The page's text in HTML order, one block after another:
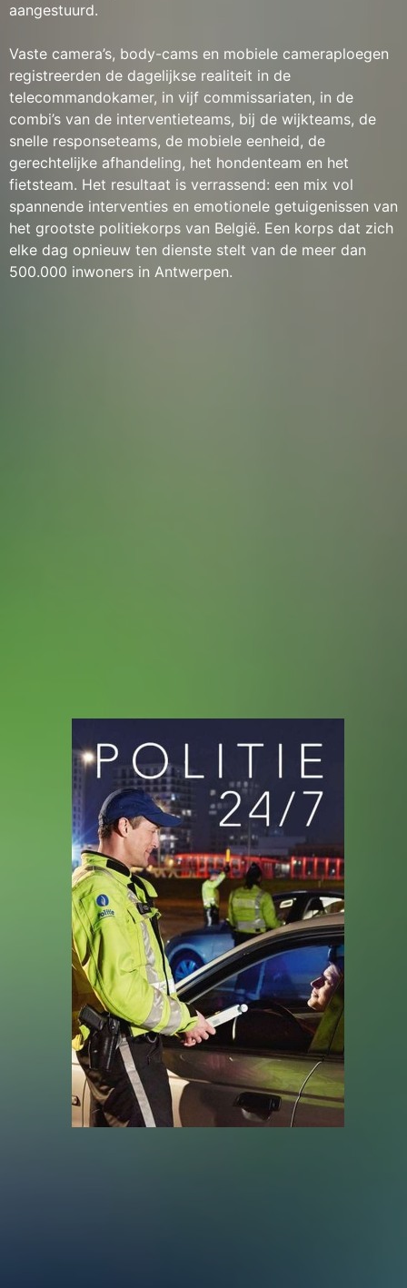
aangestuurd.
Vaste camera’s, body-cams en mobiele cameraploegen
registreerden de dagelijkse realiteit in de
telecommandokamer, in vijf commissariaten, in de
combi’s van de interventieteams, bij de wijkteams, de
snelle responseteams, de mobiele eenheid, de
gerechtelijke afhandeling, het hondenteam en het
fietsteam. Het resultaat is verrassend: een mix vol
spannende interventies en emotionele getuigenissen van
het grootste politiekorps van België. Een korps dat zich
elke dag opnieuw ten dienste stelt van de meer dan
500.000 inwoners in Antwerpen.